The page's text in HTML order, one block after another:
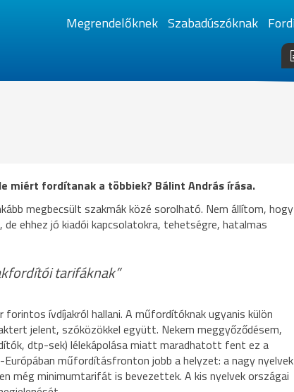
Megrendelőknek Szabadúszóknak
miért fordítanak a többiek? Bálint András írása.
megbecsült szakmák közé sorolható. Nem állítom, hogy
ehhez jó kiadói kapcsolatokra, tehetségre, hatalmas
tarifáknak”
ívdíjakról hallani. A műfordítóknak ugyanis külön
jelent, szóközökkel együtt. Nekem meggyőződésem,
dtp-sek) lélekápolása miatt maradhatott fent ez a
műfordításfronton jobb a helyzet: a nagy nyelvek
még minimumtarifát is bevezettek. A kis nyelvek országai